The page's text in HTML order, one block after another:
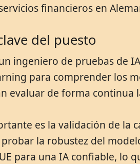
financieros en
del puesto
ingeniero de pruebas de
para comprender los
evaluar de forma continua
es la validación de la
la robustez del
para una IA confiable, lo